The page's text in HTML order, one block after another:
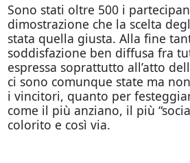
Sono stati oltre 500 i
dimostrazione che la scelta
stata quella giusta. Alla fine
soddisfazione ben diffusa fra
espressa soprattutto all’atto
ci sono comunque state ma
i vincitori, quanto per
come il più anziano, il più
colorito e così via.